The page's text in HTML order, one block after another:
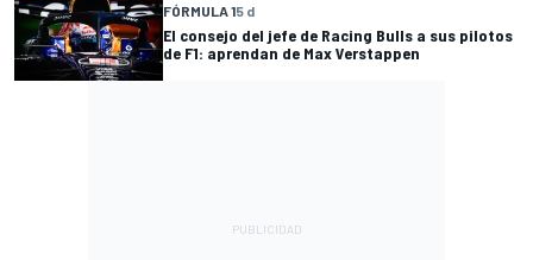
FÓRMULA 15 d
El consejo del jefe de Racing Bulls a sus pilotos
de F1: aprendan de Max Verstappen